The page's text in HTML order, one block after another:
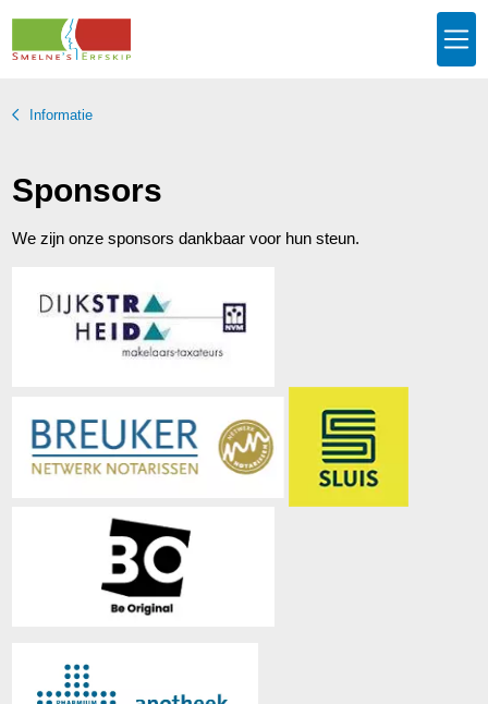
Informatie
Sponsors
We zijn onze sponsors dankbaar voor hun steun.